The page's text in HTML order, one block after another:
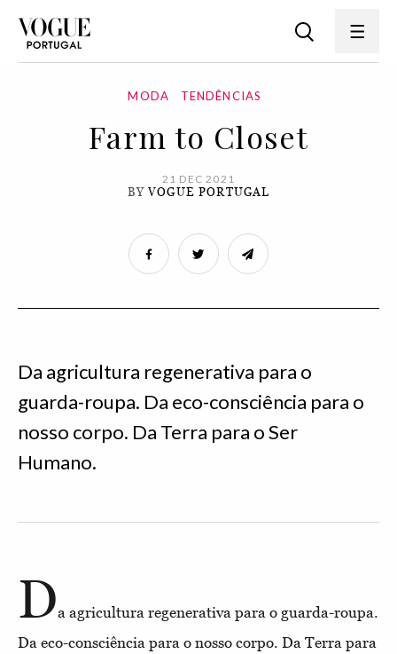
MODA TENDÊNCIAS
Farm to Closet
21 DEC 2021
BYVOGUE PORTUGAL
Da agricultura regenerativa para o
guarda-roupa. Da eco-consciência para o
nosso corpo. Da Terra para o Ser
Humano.
Da agricultura regenerativa para o guarda-roupa.
Da eco-consciência para o nosso corpo. Da Terra para